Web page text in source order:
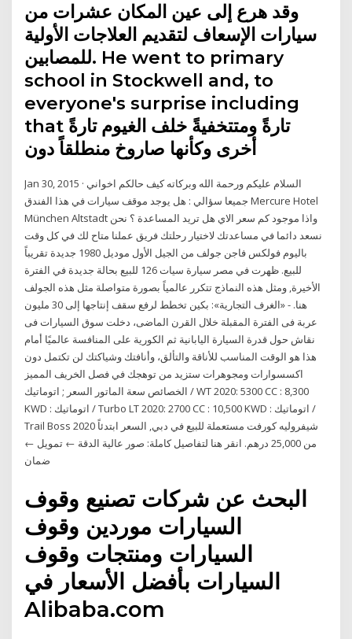
وقد هرع إلى عين المكان عشرات من
سيارات الإسعاف لتقديم العلاجات الأولية
للمصابين. He went to primary
school in Stockwell and, to
everyone's surprise including
that تارةً ومتتخفيةً خلف الغيوم تارةً
أخرى وكأنها صاروخ منطلقاً دون
Jan 30, 2015 · السلام عليكم ورحمة الله وبركاته كيف حالكم اخواني
جميعا سؤالي : هل يوجد موقف سيارات في هذا الفندق Mercure Hotel
München Altstadt واذا موجود كم سعر الاي هل تريد المساعدة ؟ نحن
نسعد دائما في مساعدتك لاختيار رحلتك فريق عملنا متاح لك في كل وقت
باليوم فولكس فاجن جولف من الجيل الأول موديل 1980 جديدة تقريباً
للبيع. ظهرت في مصر سيارة سيات 126 للبيع بحالة جديدة في الفترة
الأخيرة, ومثل هذه النماذج تتكرر عالمياً بصورة متواصلة مثل هذه الجولف
هنا. - «الغرف التجارية»: بكين تخطط لرفع سقف إنتاجها إلى 30 مليون
عربة فى الفترة المقبلة خلال القرن الماضى، دخلت سوق السيارات فى
نقاش حول قدرة السيارة اليابانية ثم الكورية على المنافسة عالميًا أمام
هذا هو الوقت المناسب للأناقة والتألق، وأنافتك وشياكتك لن تكتمل دون
اكسسوارات ومجوهرات ستزيد من توهجك في فصل الخريف المميز
الخصائص سعة الماتور السعر ; اتوماتيك / WT 2020: 5300 CC : 8,300
KWD : اتوماتيك / Turbo LT 2020: 2700 CC : 10,500 KWD : اتوماتيك /
Trail Boss 2020 شيفروليه كورفت مستعملة للبيع في دبي, السعر ابتدئاً
من 25,000 درهم. انقر هنا لتفاصيل كاملة: صور عالية الدقة ← تمويل ←
ضمان
البحث عن شركات تصنيع وقوف
السيارات موردين وقوف
السيارات ومنتجات وقوف
السيارات بأفضل الأسعار في
Alibaba.com